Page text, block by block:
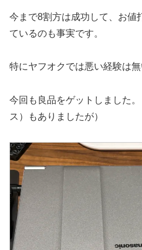
今まで8割方は成功して、お値
ているのも事実です。
特にヤフオクでは悪い経験は無
今回も良品をゲットしました
ス）もありましたが）